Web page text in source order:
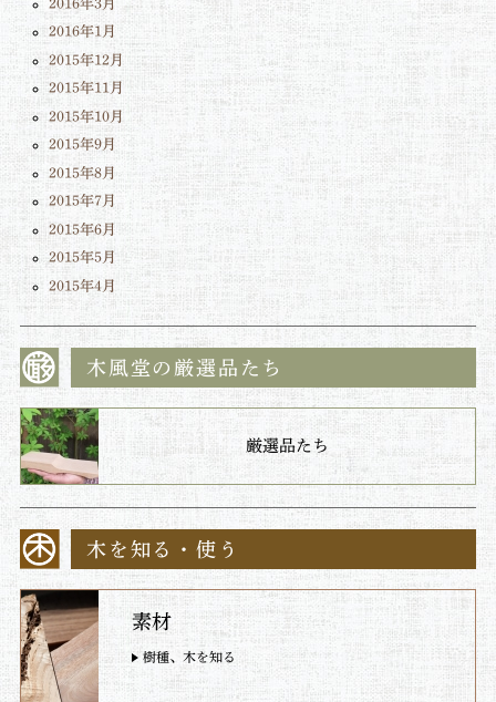
2016年3月
2016年1月
2015年12月
2015年11月
2015年10月
2015年9月
2015年8月
2015年7月
2015年6月
2015年5月
2015年4月
木風堂の厳選品たち
厳選品たち
木を知る・使う
素材
樹種、木を知る